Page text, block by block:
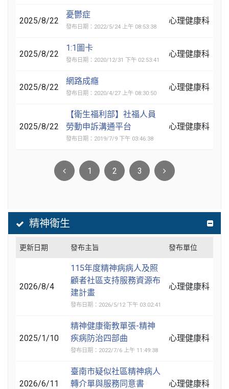
2025/8/22
憂鬱症
發布日期：2022/5/24 上午 08:53:38
心理健康科
2025/8/22
1:1圖卡
發布日期：2020/12/31 下午 02:53:41
心理健康科
2025/8/22
網路成癮
發布日期：2020/4/27 上午 08:30:50
心理健康科
2025/8/22
【衛生福利部】社福人員
勞動申訴溝通平台
發布日期：2019/7/9 下午 03:46:38
心理健康科
1 2 3
精神衛生
更新日期 發布主旨 發布單位
2026/8/4
115年度精神病病人及照
顧者社區支持服務資源布
建計畫
發布日期：2026/5/12 下午 03:02:41
心理健康科
2025/1/10
精神健康衛教單張-精神
疾病防治四部曲
發布日期：2022/7/6 上午 11:49:38
心理健康科
2026/6/11
臺南市疑似社區精神病人
轉介單與服務同意書
心理健康科